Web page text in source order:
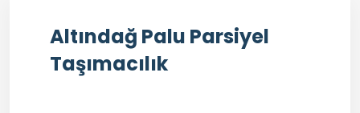
Altındağ Palu Parsiyel
Taşımacılık